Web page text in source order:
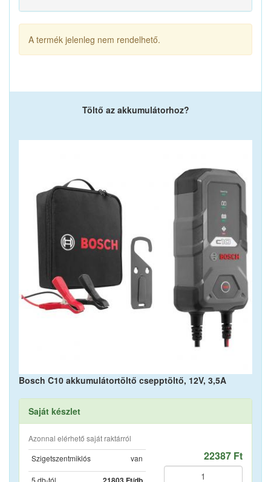
A termék jelenleg nem rendelhető.
Töltő az akkumulátorhoz?
Bosch C10 akkumulátortöltő csepptöltő, 12V, 3,5A
Saját készlet
Azonnal elérhető saját raktárról
Szigetszentmiklós
van 22387 Ft